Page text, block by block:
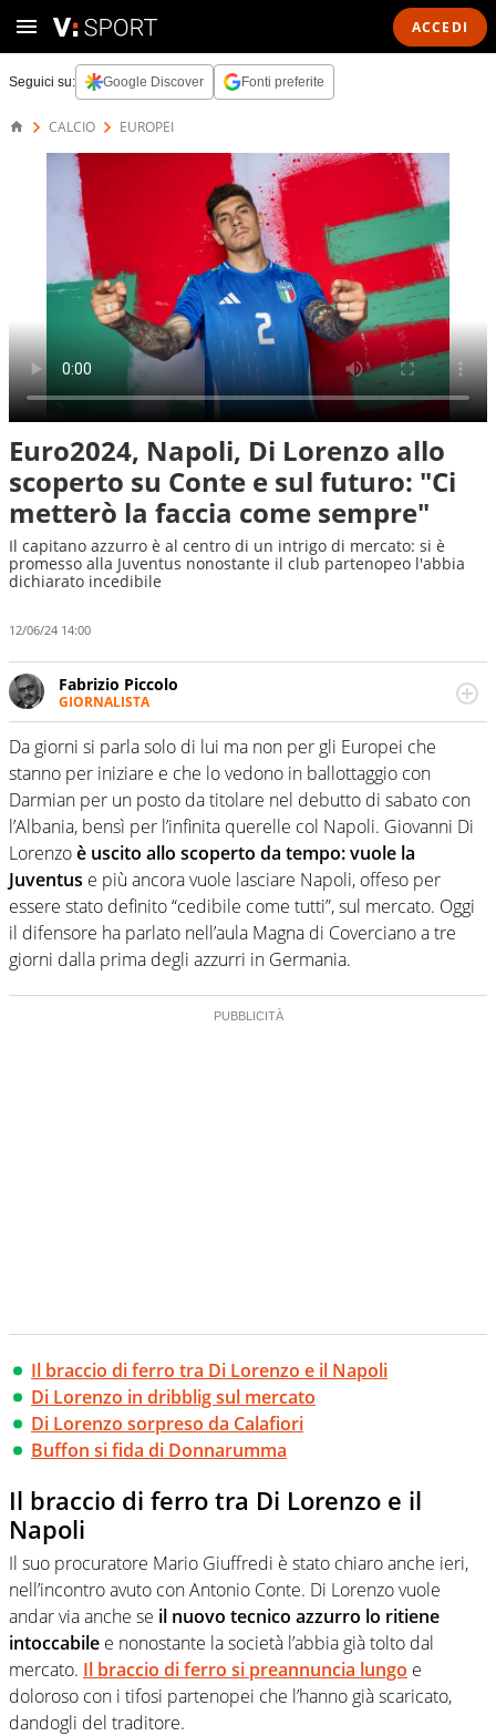
ACCEDI
Seguici su: Google Discover Fonti preferite
CALCIO EUROPEI
Euro2024, Napoli, Di Lorenzo allo
scoperto su Conte e sul futuro: "Ci
metterò la faccia come sempre"
Il capitano azzurro è al centro di un intrigo di mercato: si è
promesso alla Juventus nonostante il club partenopeo l'abbia
dichiarato incedibile
12/06/24 14:00
Fabrizio Piccolo
GIORNALISTA
Nella sua carriera ha seguito numerose manifestazioni
sportive e collaborato con agenzie e testate. Esperienza,
competenza, conoscenza e memoria storica. Si occupa
prevalentemente di calcio
Da giorni si parla solo di lui ma non per gli Europei che
stanno per iniziare e che lo vedono in ballottaggio con
Darmian per un posto da titolare nel debutto di sabato con
l’Albania, bensì per l’infinita querelle col Napoli. Giovanni Di
Lorenzoè uscito allo scoperto da tempo: vuole la
Juventus e più ancora vuole lasciare Napoli, offeso per
essere stato definito “cedibile come tutti”, sul mercato. Oggi
il difensore ha parlato nell’aula Magna di Coverciano a tre
giorni dalla prima degli azzurri in Germania.
Il braccio di ferro tra Di Lorenzo e il Napoli
Di Lorenzo in dribblig sul mercato
Di Lorenzo sorpreso da Calafiori
Buffon si fida di Donnarumma
Il braccio di ferro tra Di Lorenzo e il
Napoli
Il suo procuratore Mario Giuffredi è stato chiaro anche ieri,
nell’incontro avuto con Antonio Conte. Di Lorenzo vuole
andar via anche se il nuovo tecnico azzurro lo ritiene
intoccabile e nonostante la società l’abbia già tolto dal
mercato. Il braccio di ferro si preannuncia lungo e
doloroso con i tifosi partenopei che l’hanno già scaricato,
dandogli del traditore.